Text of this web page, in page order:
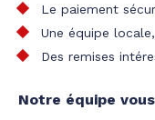
Le paiement
Une équipe
Des remises
Notre équipe